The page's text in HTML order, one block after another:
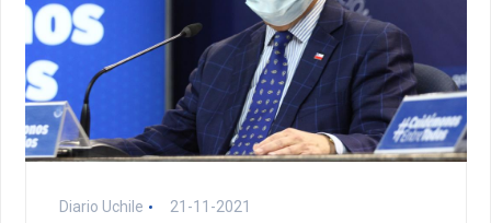
Diario Uchile 21-11-2021